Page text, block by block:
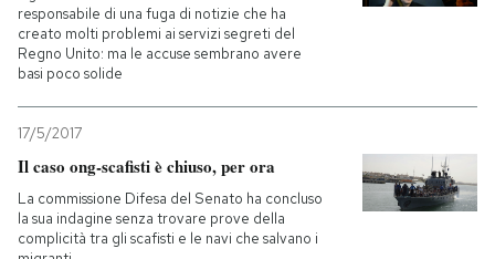
responsabile di una fuga di notizie che ha
creato molti problemi ai servizi segreti del
Regno Unito: ma le accuse sembrano avere
basi poco solide
17/5/2017
Il caso ong-scafisti è chiuso, per ora
La commissione Difesa del Senato ha concluso
la sua indagine senza trovare prove della
complicità tra gli scafisti e le navi che salvano i